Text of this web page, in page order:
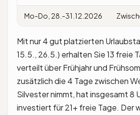
Mo-Do, 28.-31.12.2026
Mit nur 4 gut platzierten
15.5., 26.5.) erhalten Sie 13 freie
verteilt über Frühjahr und
zusätzlich die 4 Tage zwischen
Silvester nimmt, hat insgesamt 8
investiert für 21+ freie Tage. Der